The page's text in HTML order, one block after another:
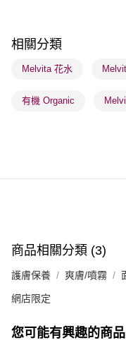
順豐站及營業點 - 確認發
物流公司進行物流配送
取。逾期會取消訂單，並
每筆HK$20.00，滿
澳門地區配送 - 確認發貨
相關分類
Melvita 花水
有機 Organic
商品相關分類 (3)
護膚保養 爽膚/噴霧
網店限定
您可能有興趣的商品